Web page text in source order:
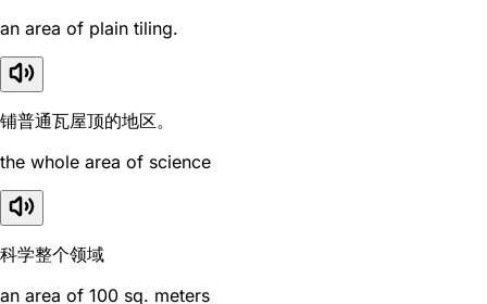
an area of plain tiling.
铺普通瓦屋顶的地区。
the whole area of science
科学整个领域
an area of 100 sq. meters